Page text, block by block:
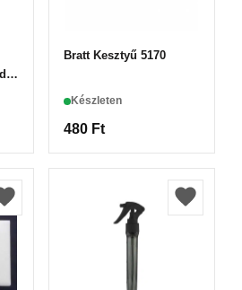
Bratt Kesztyű 5170
Készleten
480 Ft